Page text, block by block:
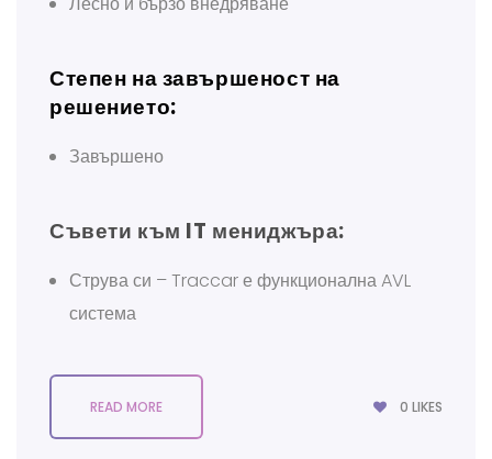
Степен на завършеност на
решението:
Завършено
Съвети към IT мениджъра:
Струва си – Traccar е функционална AVL
система
READ MORE 0 LIKES